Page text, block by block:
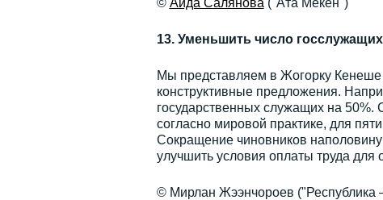
© Аида Салянова ("Ата Мекен")
13. Уменьшить число
Мы представляем в Жогорку Кенеше
конструктивные предложения.
государственных служащих на
согласно мировой практике, для
Сокращение чиновников наполовину
улучшить условия оплаты труда
© Мирлан Жээнчороев ("Республика